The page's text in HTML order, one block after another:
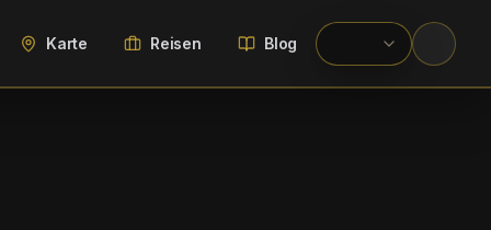
Karte Reisen Blog